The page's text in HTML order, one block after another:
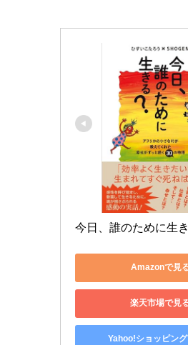
今日、誰のために生
Amazonで見
楽天市場で見
Yahoo!ショッピン